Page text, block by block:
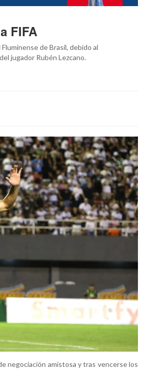
FIFA
de Brasil, debido al
jugador Rubén Lezcano.
negociación amistosa y tras vencerse los